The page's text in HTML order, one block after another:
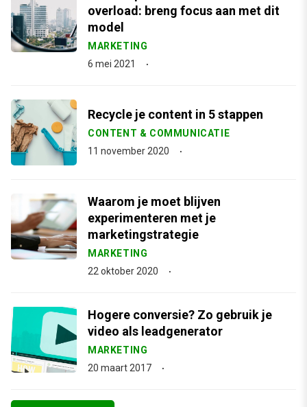
overload: breng focus aan met dit
model
MARKETING
6 mei 2021
Recycle je content in 5 stappen
CONTENT & COMMUNICATIE
11 november 2020
Waarom je moet blijven
experimenteren met je
marketingstrategie
MARKETING
22 oktober 2020
Hogere conversie? Zo gebruik je
video als leadgenerator
MARKETING
20 maart 2017